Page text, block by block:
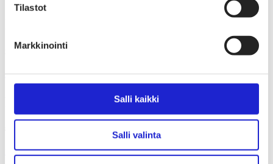
Tilastot
Markkinointi
Salli kaikki
Salli valinta
Ilmiöt
Pitkäikäisyys lähtökohtana
Ilmiöt